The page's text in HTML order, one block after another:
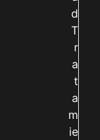
d
T
r
a
t
a
m
ie